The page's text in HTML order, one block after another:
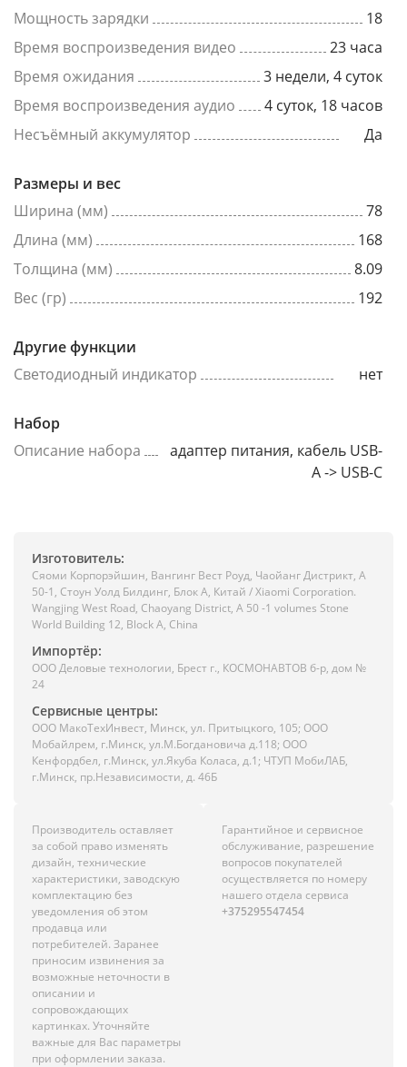
Мощность зарядки
18
Время воспроизведения видео
23 часа
Время ожидания
3 недели, 4 суток
Время воспроизведения аудио
4 суток, 18 часов
Несъёмный аккумулятор
Да
Размеры и вес
Ширина (мм)
78
Длина (мм)
168
Толщина (мм)
8.09
Вес (гр)
192
Другие функции
Светодиодный индикатор
нет
Набор
Описание набора
адаптер питания, кабель USB-
A -> USB-C
Изготовитель:
Сяоми Корпорэйшин, Вангинг Вест Роуд, Чаойанг Дистрикт, А
50-1, Стоун Уолд Билдинг, Блок А, Китай / Xiaomi Corporation.
Wangjing West Road, Chaoyang District, A 50 -1 volumes Stone
World Building 12, Block A, China
Импортёр:
ООО Деловые технологии, Брест г., КОСМОНАВТОВ б-р, дом №
24
Сервисные центры:
ООО МакоТехИнвест, Минск, ул. Притыцкого, 105; ООО
Мобайлрем, г.Минск, ул.М.Богдановича д.118; ООО
Кенфордбел, г.Минск, ул.Якуба Коласа, д.1; ЧТУП МобиЛАБ,
г.Минск, пр.Независимости, д. 46Б
Производитель оставляет
за собой право изменять
дизайн, технические
характеристики, заводскую
комплектацию без
уведомления об этом
продавца или
потребителей. Заранее
приносим извинения за
возможные неточности в
описании и
сопровождающих
картинках. Уточняйте
важные для Вас параметры
при оформлении заказа.
Гарантийное и сервисное
обслуживание, разрешение
вопросов покупателей
осуществляется по номеру
нашего отдела сервиса
+375295547454